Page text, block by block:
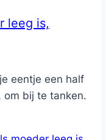
leeg is,
eentje een half
om bij te tanken.